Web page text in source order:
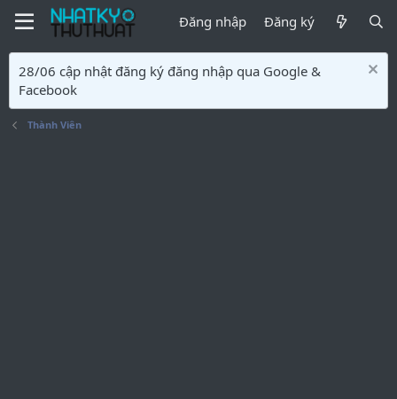
Đăng nhập Đăng ký
28/06 cập nhật đăng ký đăng nhập qua Google &
Facebook
Thành Viên